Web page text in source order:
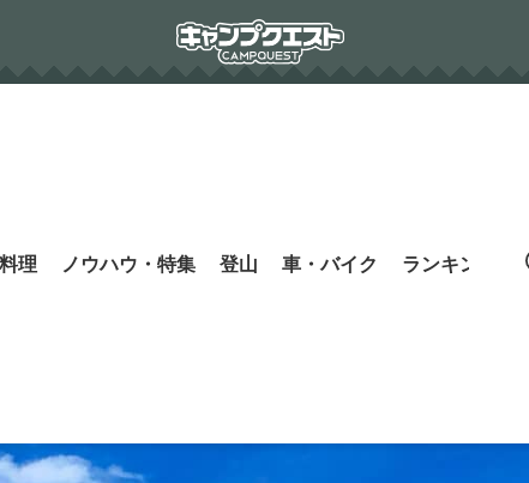
理 ノウハウ・特集 登山 車・バイク ランキング